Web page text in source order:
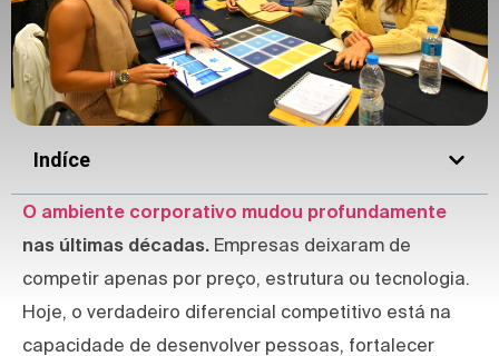
Indíce
O ambiente corporativo mudou profundamente
nas últimas décadas. Empresas deixaram de
competir apenas por preço, estrutura ou tecnologia.
Hoje, o verdadeiro diferencial competitivo está na
capacidade de desenvolver pessoas, fortalecer